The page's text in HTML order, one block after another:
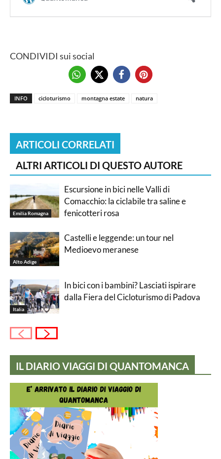
CONDIVIDI sui social
INFO cicloturismo montagna estate natura
ARTICOLI CORRELATI
ALTRI ARTICOLI DI QUESTO AUTORE
Emilia Romagna
Escursione in bici nelle Valli di
Comacchio: la ciclabile tra saline e
fenicotteri rosa
Alto Adige
Castelli e leggende: un tour nel
Medioevo meranese
Italia
In bici con i bambini? Lasciati ispirare
dalla Fiera del Cicloturismo di Padova
IL DIARIO VIAGGI DI QUANTOMANCA